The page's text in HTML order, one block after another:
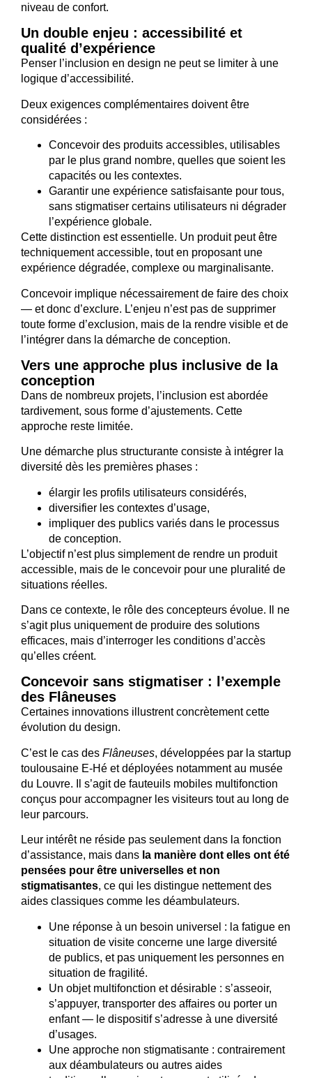
niveau de confort.
Un double enjeu : accessibilité et
qualité d’expérience
Penser l’inclusion en design ne peut se limiter à une
logique d’accessibilité.
Deux exigences complémentaires doivent être
considérées :
Concevoir des produits accessibles, utilisables
par le plus grand nombre, quelles que soient les
capacités ou les contextes.
Garantir une expérience satisfaisante pour tous,
sans stigmatiser certains utilisateurs ni dégrader
l’expérience globale.
Cette distinction est essentielle. Un produit peut être
techniquement accessible, tout en proposant une
expérience dégradée, complexe ou marginalisante.
Concevoir implique nécessairement de faire des choix
— et donc d’exclure. L’enjeu n’est pas de supprimer
toute forme d’exclusion, mais de la rendre visible et de
l’intégrer dans la démarche de conception.
Vers une approche plus inclusive de la
conception
Dans de nombreux projets, l’inclusion est abordée
tardivement, sous forme d’ajustements. Cette
approche reste limitée.
Une démarche plus structurante consiste à intégrer la
diversité dès les premières phases :
élargir les profils utilisateurs considérés,
diversifier les contextes d’usage,
impliquer des publics variés dans le processus
de conception.
L’objectif n’est plus simplement de rendre un produit
accessible, mais de le concevoir pour une pluralité de
situations réelles.
Dans ce contexte, le rôle des concepteurs évolue. Il ne
s’agit plus uniquement de produire des solutions
efficaces, mais d’interroger les conditions d’accès
qu’elles créent.
Concevoir sans stigmatiser : l’exemple
des Flâneuses
Certaines innovations illustrent concrètement cette
évolution du design.
C’est le cas des Flâneuses, développées par la startup
toulousaine E-Hé et déployées notamment au musée
du Louvre. Il s’agit de fauteuils mobiles multifonction
conçus pour accompagner les visiteurs tout au long de
leur parcours.
Leur intérêt ne réside pas seulement dans la fonction
d’assistance, mais dans la manière dont elles ont été
pensées pour être universelles et non
stigmatisantes, ce qui les distingue nettement des
aides classiques comme les déambulateurs.
Une réponse à un besoin universel : la fatigue en
situation de visite concerne une large diversité
de publics, et pas uniquement les personnes en
situation de fragilité.
Un objet multifonction et désirable : s’asseoir,
s’appuyer, transporter des affaires ou porter un
enfant — le dispositif s’adresse à une diversité
d’usages.
Une approche non stigmatisante : contrairement
aux déambulateurs ou autres aides